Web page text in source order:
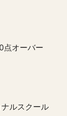
点オーバー
ルスクール